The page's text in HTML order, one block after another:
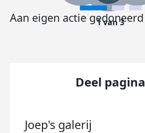
Aan eigen actie gedoneerd
1 van 3
Deel pagina
Joep's galerij